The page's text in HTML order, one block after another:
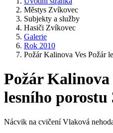
Městys Zvíkovec
Subjekty a služby
Hasiči Zvíkovec
Galerie
Rok 2010
Požár Kalinova Ves Požár
Požár Kalinova
lesního porostu
Nácvik na cvičení Vlaková